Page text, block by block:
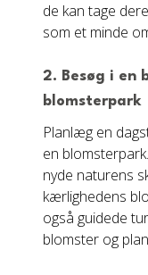
de kan tage
som et minde
2. Besøg i en
blomsterpark
Planlæg en
en
nyde naturens
kærlighedens
også guidede
blomster og